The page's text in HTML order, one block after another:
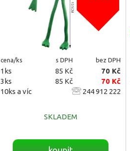
cena/ks s DPH bez DPH
1ks 85 Kč
70 Kč
3ks
85 Kč
70 Kč
10ks a víc
244 912 222
SKLADEM